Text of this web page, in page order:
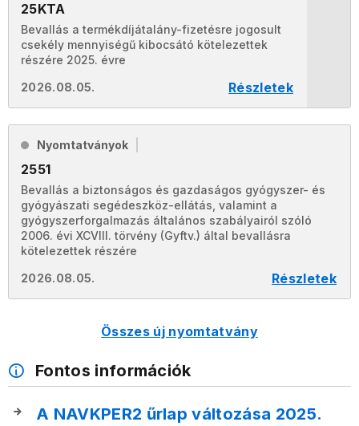
25KTA
Bevallás a termékdíjátalány-fizetésre jogosult
csekély mennyiségű kibocsátó kötelezettek
részére 2025. évre
2026.08.05.
Részletek
Nyomtatványok
2551
Bevallás a biztonságos és gazdaságos gyógyszer- és
gyógyászati segédeszköz-ellátás, valamint a
gyógyszerforgalmazás általános szabályairól szóló
2006. évi XCVIII. törvény (Gyftv.) által bevallásra
kötelezettek részére
2026.08.05.
Részletek
Összes új nyomtatvány
Fontos információk
A NAVKPER2 űrlap változása 2025.